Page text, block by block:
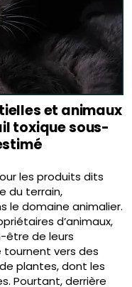
et animaux
toxique sous-
les produits dits
du terrain,
le domaine animalier.
d’animaux,
être de leurs
tournent vers des
plantes, dont les
Pourtant, derrière